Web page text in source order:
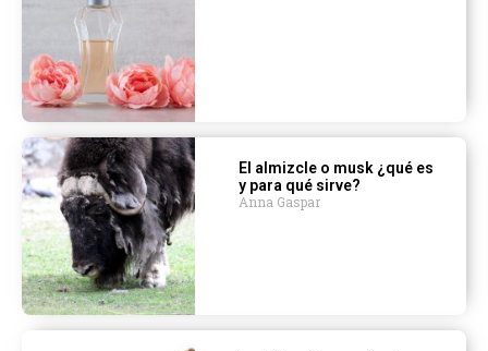
El almizcle o musk ¿qué es
y para qué sirve?
Anna Gaspar